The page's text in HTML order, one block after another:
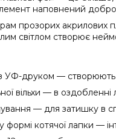
наповнений
прозорих акрилових
світлом створює
УФ-друком — створюють
вільхи — в
— для затишку в
котячої лапки —